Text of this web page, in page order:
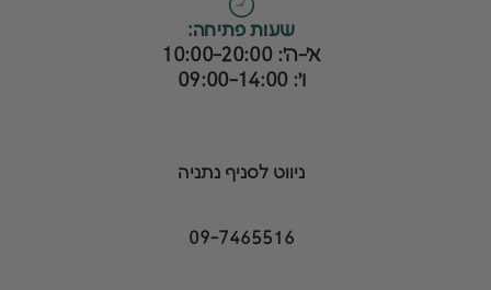
שעות פתיחה:
א׳-ה׳: 10:00-20:00
ו׳: 09:00-14:00
ניווט לסניף נתניה
09-7465516